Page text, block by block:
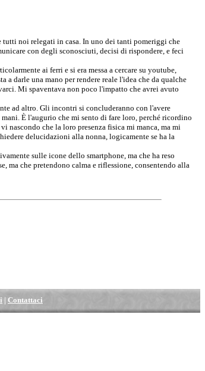
tutti noi relegati in casa. In uno dei tanti pomeriggi che
con degli sconosciuti, decisi di rispondere, e feci
ai ferri e si era messa a cercare su youtube,
darle una mano per rendere reale l'idea che da qualche
Mi spaventava non poco l'impatto che avrei avuto
ad altro. Gli incontri si concluderanno con l'avere
È l'augurio che mi sento di fare loro, perché ricordino
nascondo che la loro presenza fisica mi manca, ma mi
delucidazioni alla nonna, logicamente se ha la
sulle icone dello smartphone, ma che ha reso
ma che pretendono calma e riflessione, consentendo alla
Contattaci